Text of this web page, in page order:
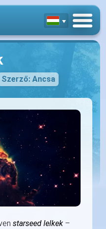
Szerző: Ancsa
starseed lelkek –